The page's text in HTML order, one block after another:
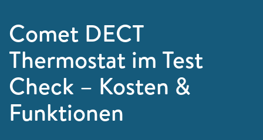
Comet DECT
Thermostat im Test
Check – Kosten &
Funktionen